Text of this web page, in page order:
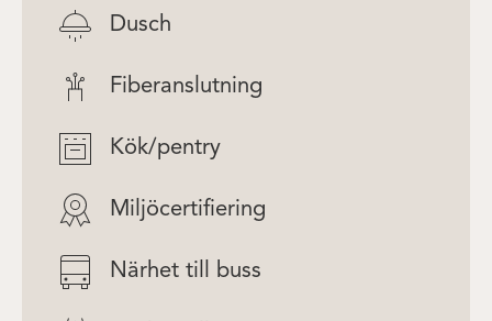
Dusch
Fiberanslutning
Kök/pentry
Miljöcertifiering
Närhet till buss